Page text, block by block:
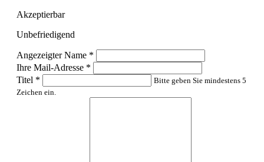
Akzeptierbar
Unbefriedigend
Angezeigter Name *
Ihre Mail-Adresse *
Titel *
Bitte geben Sie mindestens 5
Zeichen ein.